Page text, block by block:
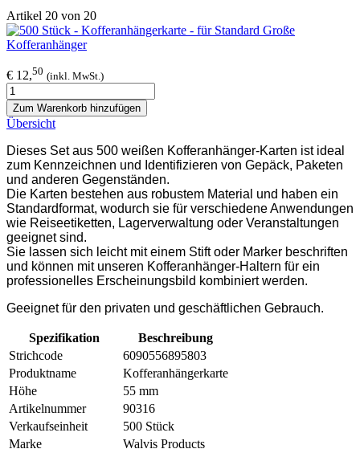
Artikel 20 von 20
€ 12,50 (inkl. MwSt.)
Zum Warenkorb hinzufügen
Übersicht
Dieses Set aus 500 weißen Kofferanhänger-Karten ist ideal
zum Kennzeichnen und Identifizieren von Gepäck, Paketen
und anderen Gegenständen.
Die Karten bestehen aus robustem Material und haben ein
Standardformat, wodurch sie für verschiedene Anwendungen
wie Reiseetiketten, Lagerverwaltung oder Veranstaltungen
geeignet sind.
Sie lassen sich leicht mit einem Stift oder Marker beschriften
und können mit unseren Kofferanhänger-Haltern für ein
professionelles Erscheinungsbild kombiniert werden.
Geeignet für den privaten und geschäftlichen Gebrauch.
Spezifikation
Beschreibung
Strichcode
6090556895803
Produktname
Kofferanhängerkarte
Höhe
55 mm
Artikelnummer
90316
Verkaufseinheit
500 Stück
Marke
Walvis Products